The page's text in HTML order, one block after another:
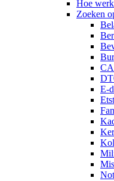
Hoe
Zoeken
E-